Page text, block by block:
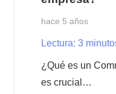
hace 5 años
Lectura: 3
¿Qué es un
es crucial…